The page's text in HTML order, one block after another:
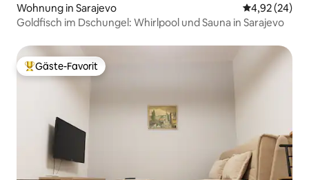
Wohnung in Sarajevo
4,92 (24)
Goldfisch im Dschungel: Whirlpool und Sauna in Sarajevo
Beliebter Gäste-Favorit.
Gäste-Favorit